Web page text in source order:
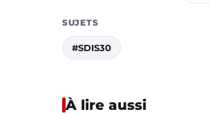
SUJETS
#SDIS30
À lire aussi